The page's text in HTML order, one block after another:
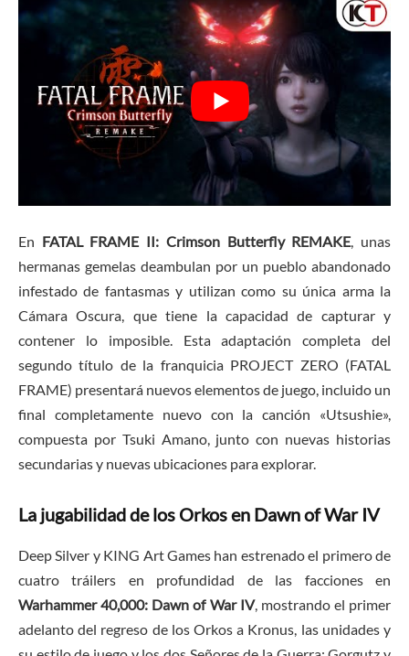
En FATAL FRAME II: Crimson Butterfly REMAKE , unas
hermanas gemelas deambulan por un pueblo abandonado
infestado de fantasmas y utilizan como su única arma la
Cámara Oscura, que tiene la capacidad de capturar y
contener lo imposible. Esta adaptación completa del
segundo título de la franquicia PROJECT ZERO (FATAL
FRAME) presentará nuevos elementos de juego, incluido un
final completamente nuevo con la canción «Utsushie»,
compuesta por Tsuki Amano, junto con nuevas historias
secundarias y nuevas ubicaciones para explorar.
La jugabilidad de los Orkos en Dawn of War IV
Deep Silver y KING Art Games han estrenado el primero de
cuatro tráilers en profundidad de las facciones en
Warhammer 40,000: Dawn of War IV, mostrando el primer
adelanto del regreso de los Orkos a Kronus, las unidades y